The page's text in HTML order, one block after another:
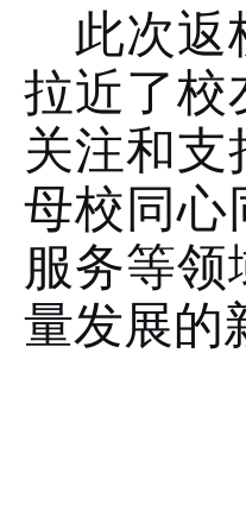
此次返
拉近了校
关注和支
母校同心
服务等
量发展的